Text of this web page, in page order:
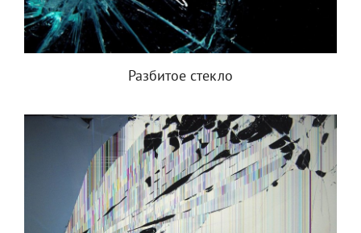
Разбитое стекло